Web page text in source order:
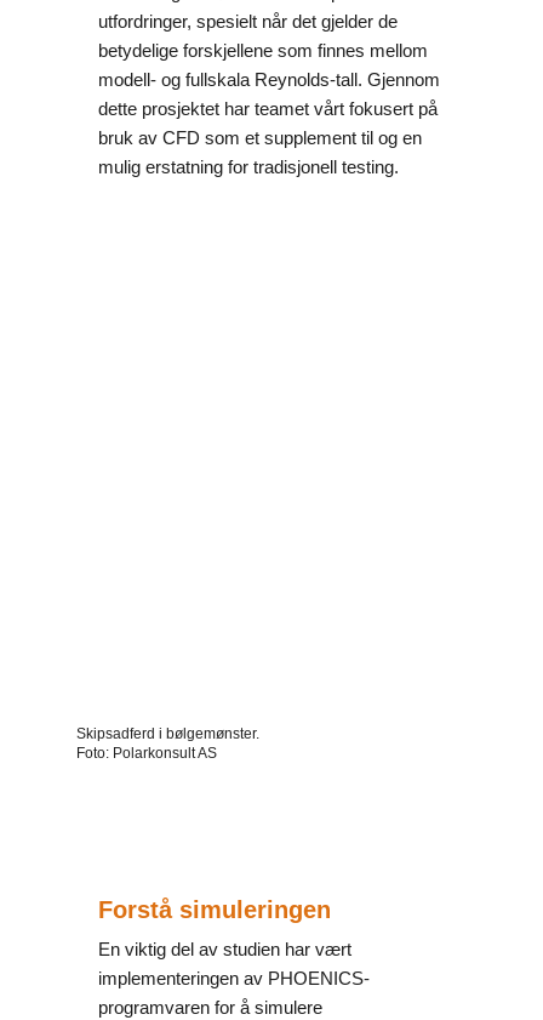
utfordringer, spesielt når det gjelder de
betydelige forskjellene som finnes mellom
modell- og fullskala Reynolds-tall. Gjennom
dette prosjektet har teamet vårt fokusert på
bruk av CFD som et supplement til og en
mulig erstatning for tradisjonell testing.
Skipsadferd i bølgemønster.
Foto: Polarkonsult AS
Forstå simuleringen
En viktig del av studien har vært
implementeringen av PHOENICS-
programvaren for å simulere